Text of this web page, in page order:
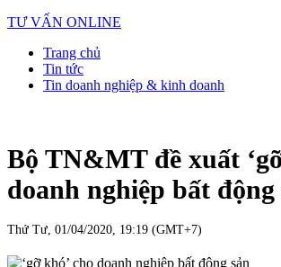
TƯ VẤN ONLINE
Trang chủ
Tin tức
Tin doanh nghiệp & kinh doanh
Bộ TN&MT đề xuất
doanh nghiệp bất động
Thứ Tư, 01/04/2020, 19:19 (GMT+7)